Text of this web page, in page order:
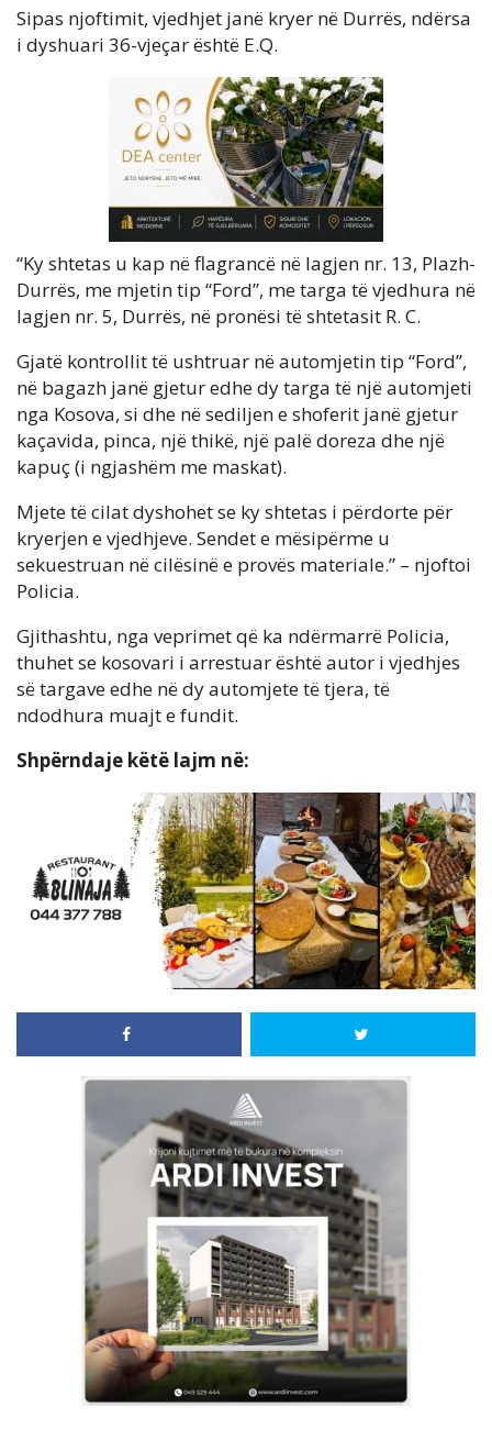
Sipas njoftimit, vjedhjet janë kryer në Durrës, ndërsa
i dyshuari 36-vjeçar është E.Q.
“Ky shtetas u kap në flagrancë në lagjen nr. 13, Plazh-
Durrës, me mjetin tip “Ford”, me targa të vjedhura në
lagjen nr. 5, Durrës, në pronësi të shtetasit R. C.
Gjatë kontrollit të ushtruar në automjetin tip “Ford”,
në bagazh janë gjetur edhe dy targa të një automjeti
nga Kosova, si dhe në sediljen e shoferit janë gjetur
kaçavida, pinca, një thikë, një palë doreza dhe një
kapuç (i ngjashëm me maskat).
Mjete të cilat dyshohet se ky shtetas i përdorte për
kryerjen e vjedhjeve. Sendet e mësipërme u
sekuestruan në cilësinë e provës materiale.” – njoftoi
Policia.
Gjithashtu, nga veprimet që ka ndërmarrë Policia,
thuhet se kosovari i arrestuar është autor i vjedhjes
së targave edhe në dy automjete të tjera, të
ndodhura muajt e fundit.
Shpërndaje këtë lajm në: